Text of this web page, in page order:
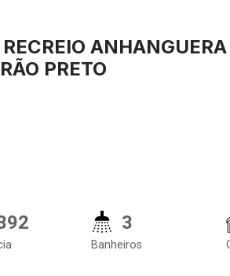
RECREIO ANHANGUERA
PRETO
3
Banheiros